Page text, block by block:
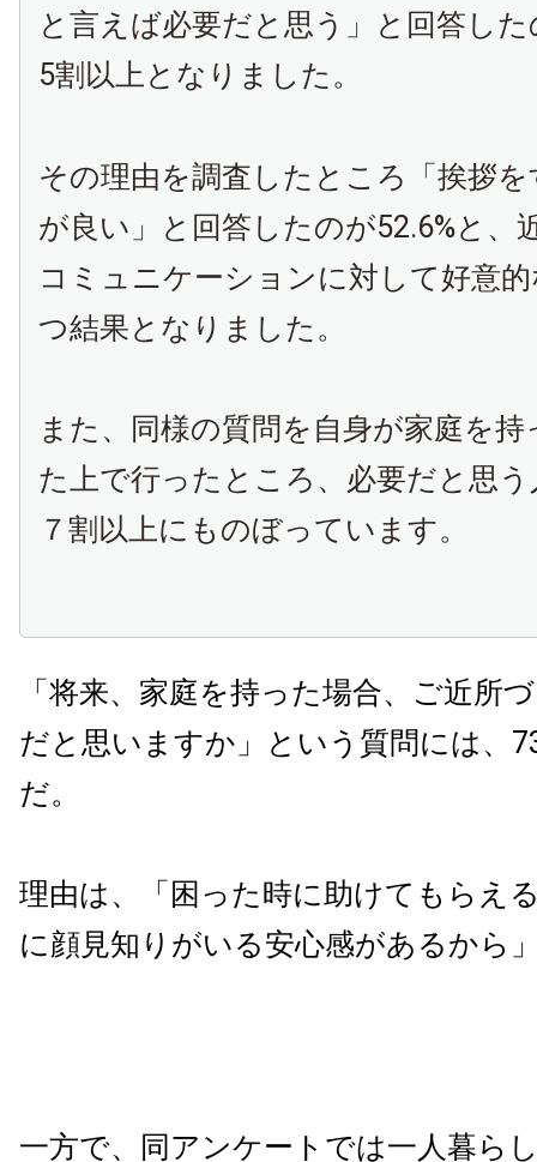
と言えば必要だと思う」と回答し
5割以上となりました。
その理由を調査したところ「挨拶
が良い」と回答したのが52.6%と、
コミュニケーションに対して好意
つ結果となりました。
また、同様の質問を自身が家庭を
た上で行ったところ、必要だと思
７割以上にものぼっています。
「将来、家庭を持った場合、ご近所
だと思いますか」という質問には、
だ。
理由は、「困った時に助けてもらえ
に顔見知りがいる安心感があるから
一方で、同アンケートでは一人暮ら